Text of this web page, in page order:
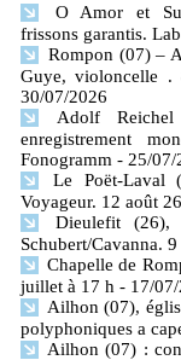
O Amor et
frissons garantis.
Rompon (07) –
Guye, violoncelle
30/07/2026
Adolf
enregistrement
Fonogramm - 25/07/
Le Poët-Laval
Voyageur. 12 août
Dieulefit (26),
Schubert/Cavanna.
Chapelle de
juillet à 17 h - 17/
Ailhon (07),
polyphoniques a
Ailhon (07) :